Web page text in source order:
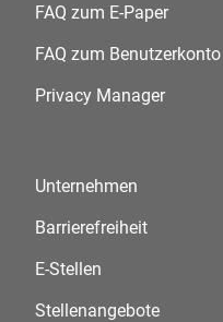
FAQ zum E-Paper
FAQ zum Benutzerkonto
Privacy Manager
Unternehmen
Barrierefreiheit
E-Stellen
Stellenangebote